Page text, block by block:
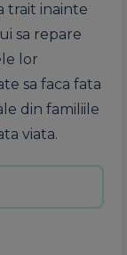
trait inainte
sa repare
lor
sa faca fata
din familiile
viata.